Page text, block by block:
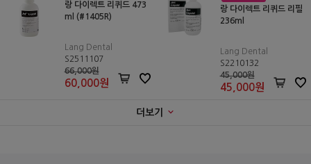
랑 다이렉트 리퀴드 473
ml (#1405R)
Lang Dental
S2511107
66,000원
60,000원
랑 다이렉트 리퀴드 리필
236ml
Lang Dental
S2210132
45,000원
45,000원
더보기